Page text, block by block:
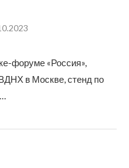
форуме «Россия»,
в Москве, стенд по